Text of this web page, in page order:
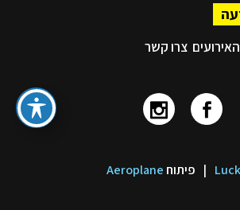
צרו קשר
| פיתוח Aeroplane